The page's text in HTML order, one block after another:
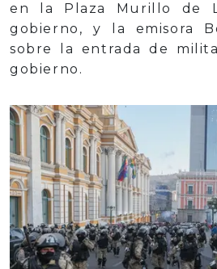
en la Plaza Murillo de
gobierno, y la emisora
sobre la entrada de
gobierno.